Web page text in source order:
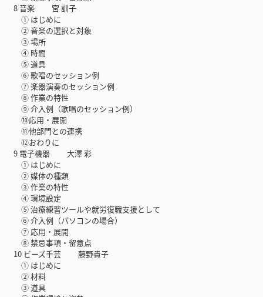
8 音楽 宮 訓子
① はじめに
② 音楽の選択と対象
③ 場所
④ 時間
⑤ 道具
⑥ 歌唱のセッション例
⑦ 楽器演奏のセッション例
⑧ 作業の特性
⑨ 介入例（歌唱のセッション例）
⑩応用・展開
⑪他部門との連携
⑫おわりに
9 電子機器 大澤 彩
① はじめに
② 媒体の種類
③ 作業の特性
④ 環境設定
⑤ 治療練習ツールや就労復職支援として
⑥ 介入例（パソコンの場合）
⑦ 応用・展開
⑧ 禁忌事項・留意点
10 ビーズ手芸 藤野貴子
① はじめに
② 材料
③ 道具